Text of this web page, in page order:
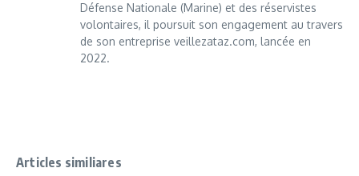
Défense Nationale (Marine) et des réservistes
volontaires, il poursuit son engagement au travers
de son entreprise veillezataz.com, lancée en
2022.
Articles similiares